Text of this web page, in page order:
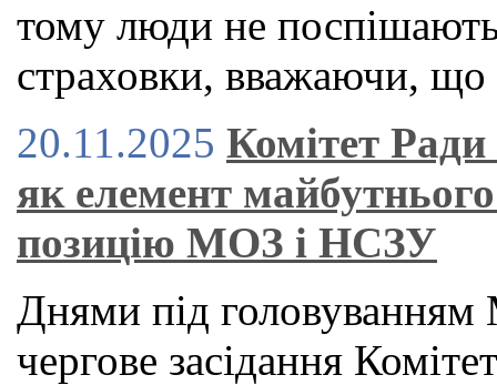
тому люди не
страховки, вважаючи, що
20.11.2025 Комітет Ради
як елемент
позицію МОЗ і НСЗУ
Днями під головуванням
чергове засідання